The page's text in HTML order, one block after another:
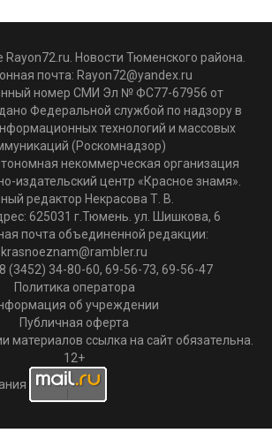
Rayon72.ru. Новости Тюменского района.
почта: Rayon72@yandex.ru
номер СМИ Эл № ФС77-67956 от
Федеральной службой по надзору в
технологий и массовых
(Роскомнадзор)
некоммерческая организация
издательский центр «Красное знамя».
редактор Некрасова Т. В.
625031 г.Тюмень. ул. Шишкова, 6
почта объединенной редакции:
krasnoeznam@rambler.ru
(3452) 34-80-60, 69-56-73, 69-56-47
Политика оператора
об учреждении
Публичная оферта
материалов ссылка на сайт обязательна.
12+